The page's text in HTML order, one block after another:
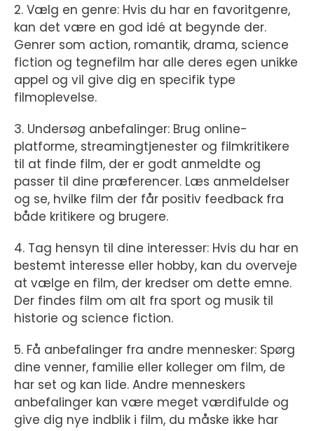
2. Vælg en genre: Hvis du har en favoritgenre,
kan det være en god idé at begynde der.
Genrer som action, romantik, drama, science
fiction og tegnefilm har alle deres egen unikke
appel og vil give dig en specifik type
filmoplevelse.
3. Undersøg anbefalinger: Brug online-
platforme, streamingtjenester og filmkritikere
til at finde film, der er godt anmeldte og
passer til dine præferencer. Læs anmeldelser
og se, hvilke film der får positiv feedback fra
både kritikere og brugere.
4. Tag hensyn til dine interesser: Hvis du har en
bestemt interesse eller hobby, kan du overveje
at vælge en film, der kredser om dette emne.
Der findes film om alt fra sport og musik til
historie og science fiction.
5. Få anbefalinger fra andre mennesker: Spørg
dine venner, familie eller kolleger om film, de
har set og kan lide. Andre menneskers
anbefalinger kan være meget værdifulde og
give dig nye indblik i film, du måske ikke har